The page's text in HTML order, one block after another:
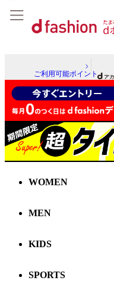
ご利用可能ポイント
WOMEN
MEN
KIDS
SPORTS